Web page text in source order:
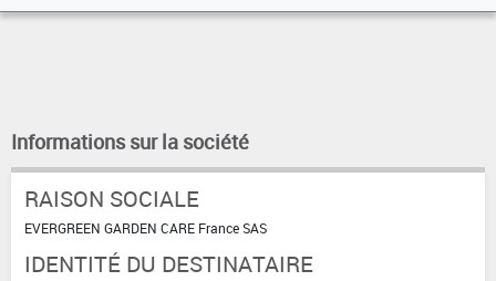
Informations sur la société
RAISON SOCIALE
EVERGREEN GARDEN CARE France SAS
IDENTITÉ DU DESTINATAIRE